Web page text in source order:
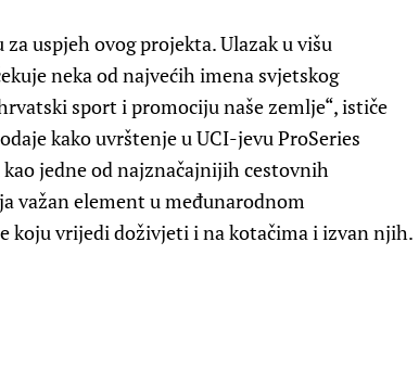
uspjeh ovog projekta. Ulazak u višu
neka od najvećih imena svjetskog
sport i promociju naše zemlje“, ističe
kako uvrštenje u UCI-jevu ProSeries
jedne od najznačajnijih cestovnih
važan element u međunarodnom
koju vrijedi doživjeti i na kotačima i izvan njih.